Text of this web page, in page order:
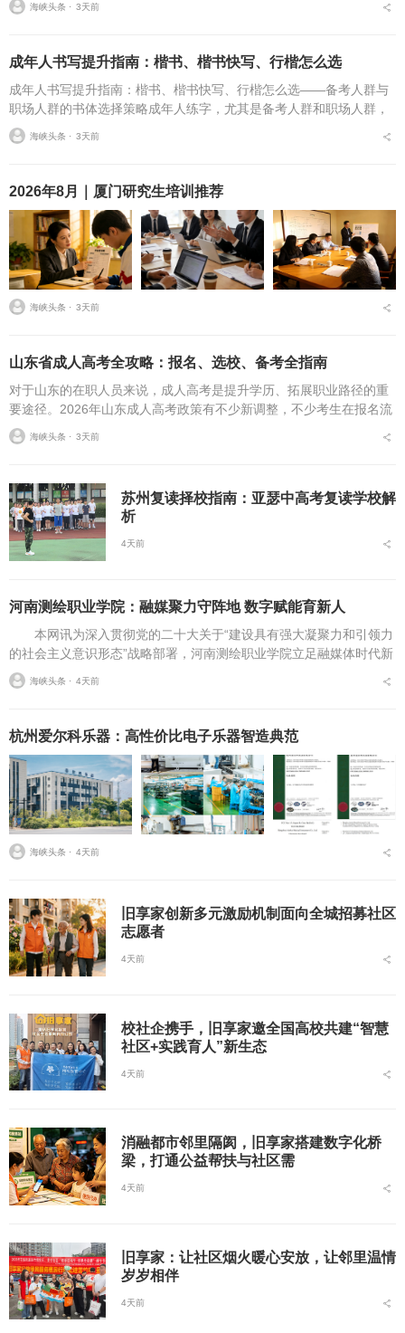
海峡头条 ⋅ 3天前
成年人书写提升指南：楷书、楷书快写、行楷怎么选
成年人书写提升指南：楷书、楷书快写、行楷怎么选——备考人群与
职场人群的书体选择策略成年人练字，尤其是备考人群和职场人群，
常常面临一个具体问题：字丑想改善，到底该练标准楷书，还是练楷
书快写，或者干脆练行...
海峡头条 ⋅ 3天前
2026年8月｜厦门研究生培训推荐
海峡头条 ⋅ 3天前
山东省成人高考全攻略：报名、选校、备考全指南
对于山东的在职人员来说，成人高考是提升学历、拓展职业路径的重
要途径。2026年山东成人高考政策有不少新调整，不少考生在报名流
程、条件筛选、院校选择等方面存在诸多疑问，本文将从报名全流
程、报考条件、院校...
海峡头条 ⋅ 3天前
苏州复读择校指南：亚瑟中高考复读学校解
析
4天前
河南测绘职业学院：融媒聚力守阵地 数字赋能育新人
本网讯为深入贯彻党的二十大关于“建设具有强大凝聚力和引领力
的社会主义意识形态”战略部署，河南测绘职业学院立足融媒体时代新
挑战，扎实推进在风险研判、机制创新、技术赋能、实践育人等方面
的路径分析与研...
海峡头条 ⋅ 4天前
杭州爱尔科乐器：高性价比电子乐器智造典范
海峡头条 ⋅ 4天前
旧享家创新多元激励机制面向全城招募社区
志愿者
4天前
校社企携手，旧享家邀全国高校共建“智慧
社区+实践育人”新生态
4天前
消融都市邻里隔阂，旧享家搭建数字化桥
梁，打通公益帮扶与社区需
4天前
旧享家：让社区烟火暖心安放，让邻里温情
岁岁相伴
4天前